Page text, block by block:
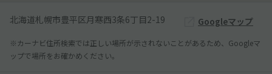
北海道札幌市豊平区月寒西3条6丁目2-19 Googleマップ
※カーナビ住所検索では正しい場所が示されないことがあるため、Googleマ
ップで場所をお確かめください。